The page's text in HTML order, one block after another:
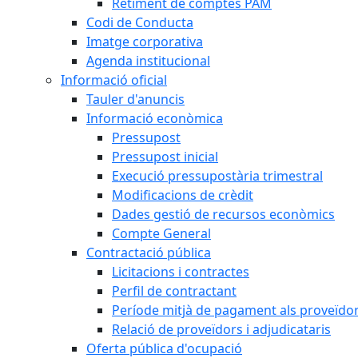
Codi de Conducta
Imatge corporativa
Agenda institucional
Informació oficial
Tauler d'anuncis
Informació econòmica
Pressupost
Pressupost inicial
Execució pressupostària trimestral
Modificacions de crèdit
Dades gestió de recursos econòmics
Compte General
Contractació pública
Licitacions i contractes
Perfil de contractant
Període mitjà de pagament als
Relació de proveïdors i adjudicataris
Oferta pública d'ocupació